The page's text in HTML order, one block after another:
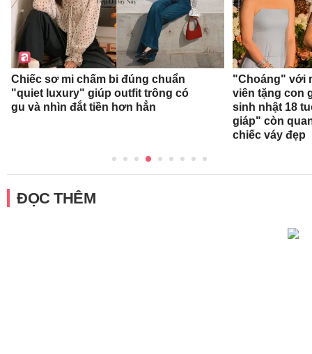
Chiếc sơ mi chấm bi đúng chuẩn
"quiet luxury" giúp outfit trông có
gu và nhìn đắt tiền hơn hẳn
"Choáng" với
viên tặng con
sinh nhật 18
giáp" còn
chiếc váy đẹp
ĐỌC THÊM